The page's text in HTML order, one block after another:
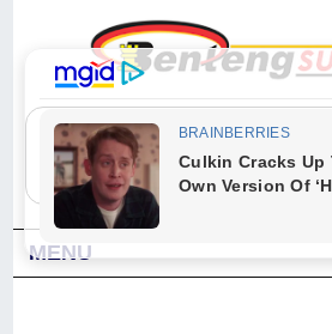
"Sesungguhnya Allah dan para malaikat-
Wahai orang-orang yang beriman,
ucapkanlah salam dengan penuh
Ahzab Ayat 56)
MENU